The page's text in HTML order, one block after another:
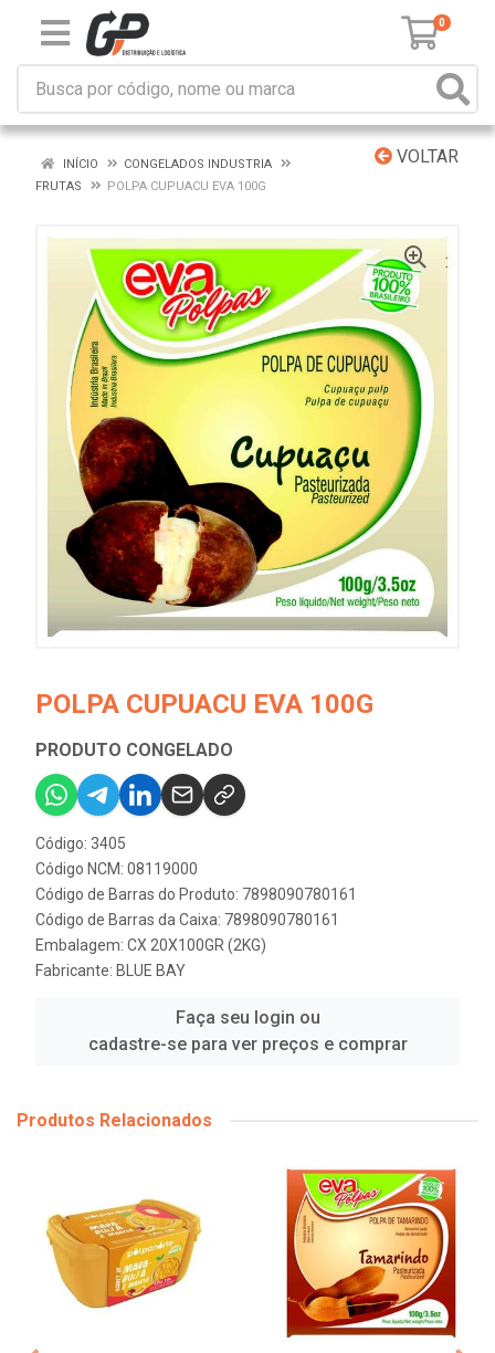
0
VOLTAR
INÍCIO
CONGELADOS INDUSTRIA
FRUTAS
POLPA CUPUACU EVA 100G
POLPA CUPUACU EVA 100G
PRODUTO CONGELADO
Código: 3405
Código NCM: 08119000
Código de Barras do Produto: 7898090780161
Código de Barras da Caixa: 7898090780161
Embalagem: CX 20X100GR (2KG)
Fabricante: BLUE BAY
Faça seu login ou
cadastre-se para ver preços e comprar
Produtos Relacionados